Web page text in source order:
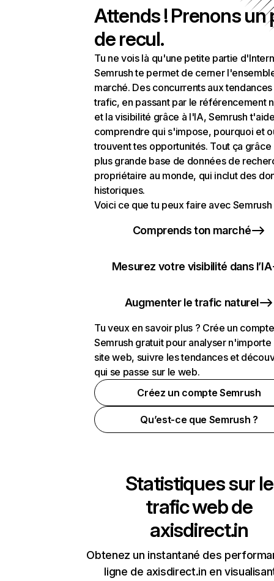
Attends ! Prenons un
de recul.
Tu ne vois là qu'une petite partie
Semrush te permet de cerner
marché. Des concurrents aux
trafic, en passant par le référencement
et la visibilité grâce à l'IA, Semrush
comprendre qui s'impose, pourquoi et
trouvent tes opportunités. Tout ça grâce
plus grande base de données de
propriétaire au monde, qui inclut des
historiques.
Voici ce que tu peux faire avec Semrush
Comprends ton marché
Mesurez votre visibilité dans l’IA
Augmenter le trafic naturel
Tu veux en savoir plus ? Crée un compte
Semrush gratuit pour analyser n'importe
site web, suivre les tendances et
qui se passe sur le web.
Créez un compte Semrush
Qu’est-ce que Semrush ?
Statistiques sur le
trafic web de
axisdirect.in
Obtenez un instantané des
ligne de axisdirect.in en